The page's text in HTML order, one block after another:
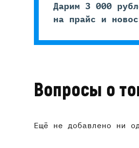
Дарим 3 000
на прайс и
Вопросы о
Ещё не добавлено ни